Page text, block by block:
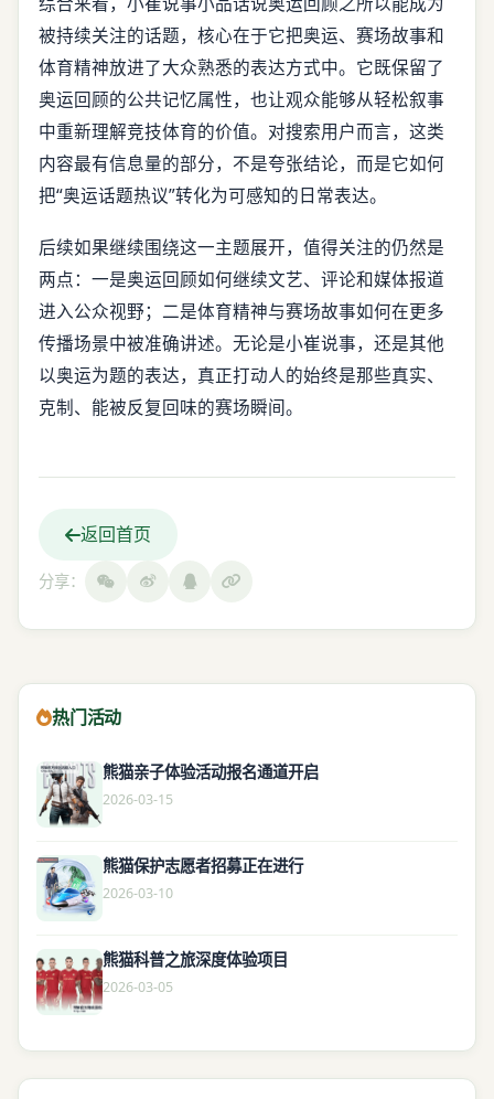
被持续关注的话题，核心在于它把奥运、赛场故事和
体育精神放进了大众熟悉的表达方式中。它既保留了
奥运回顾的公共记忆属性，也让观众能够从轻松叙事
中重新理解竞技体育的价值。对搜索用户而言，这类
内容最有信息量的部分，不是夸张结论，而是它如何
把“奥运话题热议”转化为可感知的日常表达。
后续如果继续围绕这一主题展开，值得关注的仍然是
两点：一是奥运回顾如何继续文艺、评论和媒体报道
进入公众视野；二是体育精神与赛场故事如何在更多
传播场景中被准确讲述。无论是小崔说事，还是其他
以奥运为题的表达，真正打动人的始终是那些真实、
克制、能被反复回味的赛场瞬间。
返回首页
分享：
热门活动
熊猫亲子体验活动报名通道开启
2026-03-15
熊猫保护志愿者招募正在进行
2026-03-10
熊猫科普之旅深度体验项目
2026-03-05